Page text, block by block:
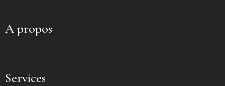
A propos
Services